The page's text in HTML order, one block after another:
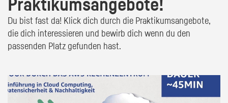
Praktikumsangebote!
Du bist fast da! Klick dich durch die Praktikumsangebote,
die dich interessieren und bewirb dich wenn du den
passenden Platz gefunden hast.